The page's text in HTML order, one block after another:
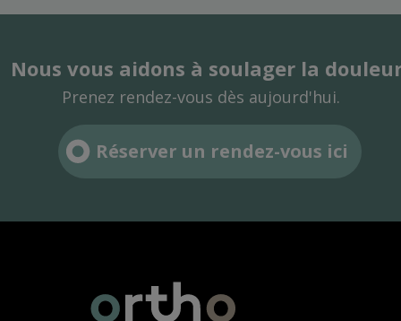
Nous vous aidons à soulager la
Prenez rendez-vous dès aujourd'hui.
Réserver un rendez-vous ici